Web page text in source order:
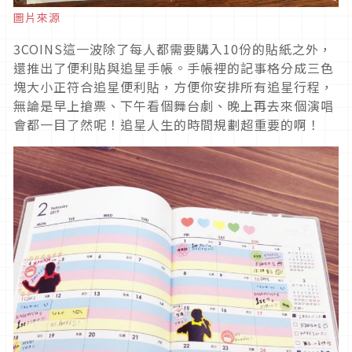
圖片來源
3COINS這一波除了每人都需要購入10份的貼紙之外，
還推出了便利貼與追星手帳。手帳裡的記事格分成三色
塊大小正符合追星便利貼，方便你安排所有追星行程，
無論是早上搶票、下午看個舞台劇、晚上再去來個演唱
會都一目了然呢！追星人生的時間規劃超重要的啊！